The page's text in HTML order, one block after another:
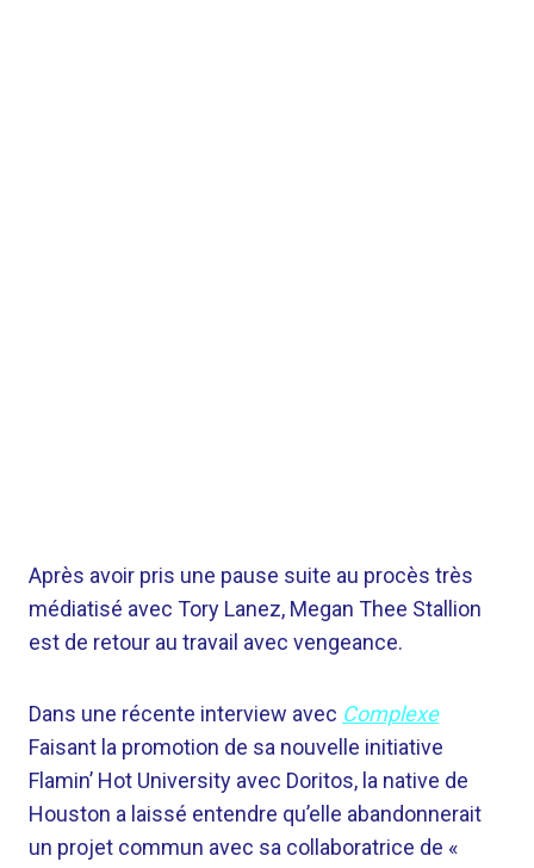
Après avoir pris une pause suite au procès très
médiatisé avec Tory Lanez, Megan Thee Stallion
est de retour au travail avec vengeance.
Dans une récente interview avec Complexe
Faisant la promotion de sa nouvelle initiative
Flamin’ Hot University avec Doritos, la native de
Houston a laissé entendre qu’elle abandonnerait
un projet commun avec sa collaboratrice de «